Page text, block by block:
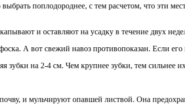
поплодороднее, с тем расчетом, что эти
и оставляют на усадку в течение двух
А вот свежий навоз противопоказан. Если его
на 2-4 см. Чем крупнее зубки, тем сильнее их
и мульчируют опавшей листвой. Она